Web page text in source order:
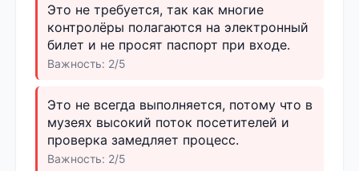
Это не требуется, так как многие
контролёры полагаются на электронный
билет и не просят паспорт при входе.
Важность: 2/5
Это не всегда выполняется, потому что в
музеях высокий поток посетителей и
проверка замедляет процесс.
Важность: 2/5